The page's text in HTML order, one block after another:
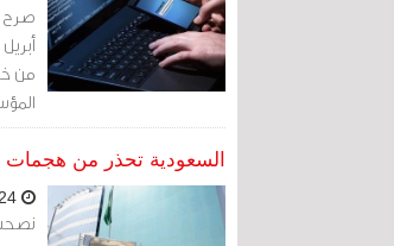
من
السعودية تحذر من هجمات